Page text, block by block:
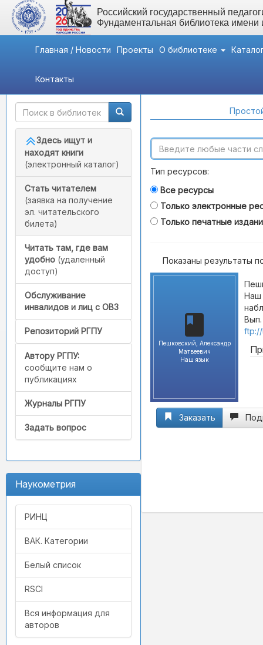
Российский государственный
Фундаментальная библиотека
Главная / Новости Проекты О библиотеке
Контакты
Быстрый доступ
Здесь ищут и
находят книги
(электронный каталог)
Стать читателем
(заявка на получение
эл. читательского
билета)
Читать там, где вам
удобно (удаленный
доступ)
Обслуживание
инвалидов и лиц с ОВЗ
Репозиторий РГПУ
Автору РГПУ:
сообщите нам о
публикациях
Журналы РГПУ
Задать вопрос
Наукометрия
РИНЦ
ВАК. Категории
Белый список
RSCI
Вся информация для
авторов
Тип ресурсов:
Все ресурсы
Только электронные
Только печатные
Показаны результаты
Пешковский, Александр
Матвеевич
Наш язык
Наш
Заказать